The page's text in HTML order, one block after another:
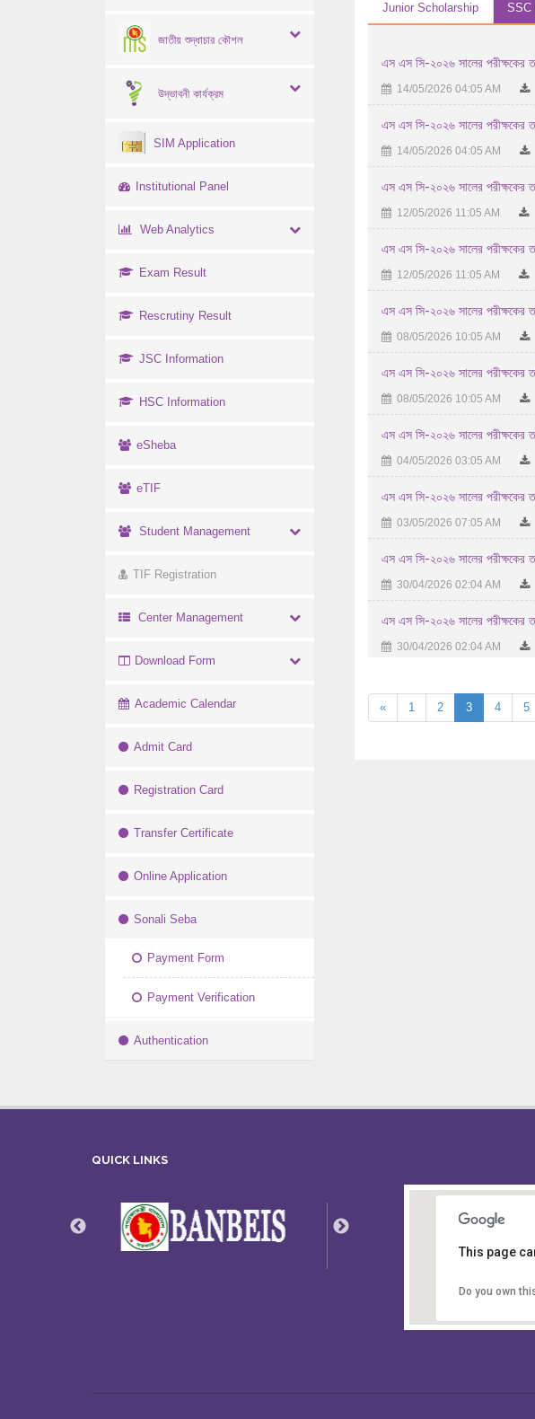
জাতীয় শুদ্ধাচার কৌশল
উদ্ভাবনী কার্যক্রম
SIM Application
Institutional Panel
Web Analytics
Exam Result
Rescrutiny Result
JSC Information
HSC Information
eSheba
eTIF
Student Management
TIF Registration
Center Management
Download Form
Academic Calendar
Admit Card
Registration Card
Transfer Certificate
Online Application
Sonali Seba
Payment Form
Payment Verification
Authentication
Junior Scholarship SSC
এস এস সি-২০২৬ সালের পরীক্ষকের
14/05/2026 04:05 AM
এস এস সি-২০২৬ সালের পরীক্ষকের
14/05/2026 04:05 AM
এস এস সি-২০২৬ সালের পরীক্ষকের
12/05/2026 11:05 AM
এস এস সি-২০২৬ সালের পরীক্ষকের
12/05/2026 11:05 AM
এস এস সি-২০২৬ সালের পরীক্ষকের
08/05/2026 10:05 AM
এস এস সি-২০২৬ সালের পরীক্ষকের
08/05/2026 10:05 AM
এস এস সি-২০২৬ সালের পরীক্ষকের
04/05/2026 03:05 AM
এস এস সি-২০২৬ সালের পরীক্ষকের
03/05/2026 07:05 AM
এস এস সি-২০২৬ সালের পরীক্ষকের
30/04/2026 02:04 AM
এস এস সি-২০২৬ সালের পরীক্ষকের
30/04/2026 02:04 AM
« 1 2 3 4 5
QUICK LINKS
This page
Do you own